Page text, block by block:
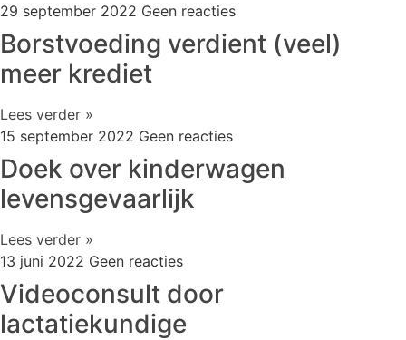
29 september 2022 Geen reacties
Borstvoeding verdient (veel)
meer krediet
Lees verder »
15 september 2022 Geen reacties
Doek over kinderwagen
levensgevaarlijk
Lees verder »
13 juni 2022 Geen reacties
Videoconsult door
lactatiekundige